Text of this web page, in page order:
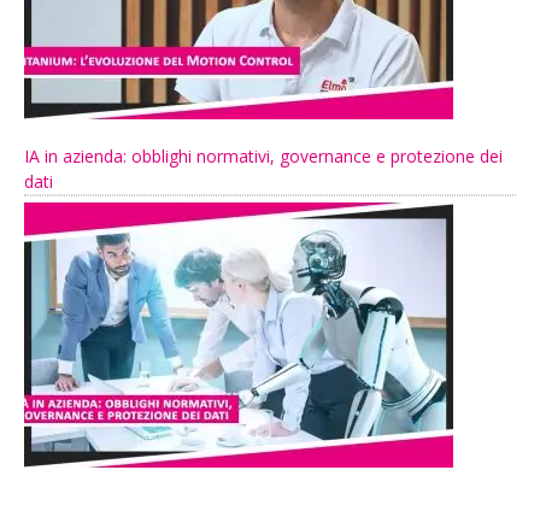
IA in azienda: obblighi normativi, governance e protezione dei
dati